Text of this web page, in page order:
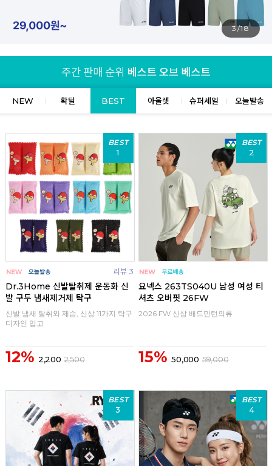
4/18
NEW 확딜 BEST 아울렛 슈퍼세일 오늘발송
BEST
1
리뷰 3
Dr.3Home 신발탈취제 운동화 신
발 구두 냄새제거제 탁구
신발 냄새 탈취와 제습, 신상 11가지 탁구
디자인 입고
12% 2,200 2,500
BEST
2
요넥스 263TS040U 남성 여성 티
셔츠 오버핏 26FW
2026 FW 신상 배드민턴의류
15% 50,000 59,000
BEST
3
BEST
4